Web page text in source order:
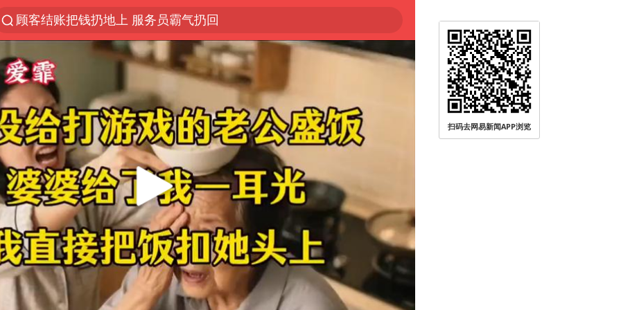
顾客结账把钱扔地上 服务员霸气扔回
探寻“技能+”促就业创业新路
美国退回1000亿美元关税
山东财大教授刘海明逝世 终年38岁
李亚鹏向地铁吐血女孩捐99999元
台风白海豚或在华东沿海登陆
弹药库存告急 美军补货难
如何把百年大党建设得更加坚强有力
香港殿堂级填词人黎彼得因病离世 终年76岁
FIFA官方支持因凡蒂诺
41岁女子为鼓励女儿考上985研究生
扫码去网易新闻APP浏览